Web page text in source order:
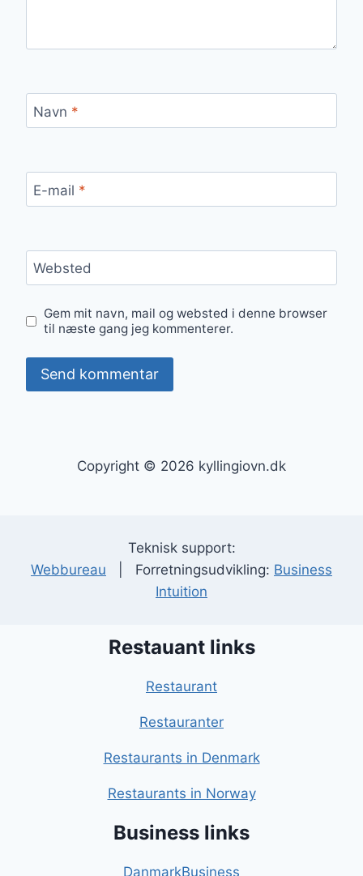
Navn *
E-mail *
Websted
Gem mit navn, mail og websted i denne browser
til næste gang jeg kommenterer.
Copyright © 2026 kyllingiovn.dk
Teknisk support:
Webbureau | Forretningsudvikling: Business
Intuition
Restauant links
Restaurant
Restauranter
Restaurants in Denmark
Restaurants in Norway
Business links
DanmarkBusiness